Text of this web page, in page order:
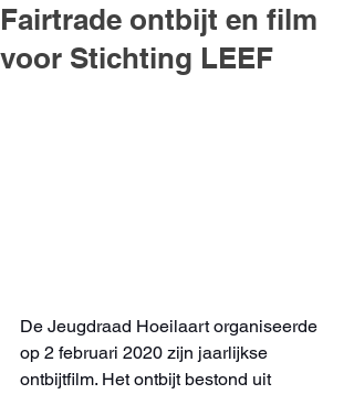
Fairtrade ontbijt en film
voor Stichting LEEF
De Jeugdraad Hoeilaart organiseerde
op 2 februari 2020 zijn jaarlijkse
ontbijtfilm. Het ontbijt bestond uit